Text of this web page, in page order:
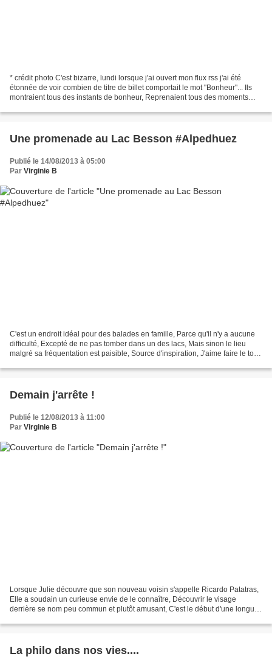
* crédit photo C'est bizarre, lundi lorsque j'ai ouvert mon flux rss j'ai été
étonnée de voir combien de titre de billet comportait le mot "Bonheur"... Ils
montraient tous des instants de bonheur, Reprenaient tous des moments
Une promenade au Lac Besson #Alpedhuez
Publié le 14/08/2013 à 05:00
Par Virginie B
C'est un endroit idéal pour des balades en famille, Parce qu'il n'y a aucune
difficulté, Excepté de ne pas tomber dans un des lacs, Mais sinon le lieu
malgré sa fréquentation est paisible, Source d'inspiration, J'aime faire le tour,
Demain j'arrête !
Publié le 12/08/2013 à 11:00
Par Virginie B
Lorsque Julie découvre que son nouveau voisin s'appelle Ricardo Patatras,
Elle a soudain un curieuse envie de le connaître, Découvrir le visage
derrière se nom peu commun et plutôt amusant, C'est le début d'une longue
La philo dans nos vies....